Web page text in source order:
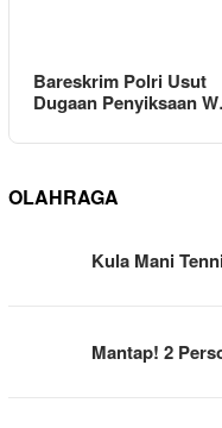
Bareskrim Polri Usut
Dugaan Penyiksaan
OLAHRAGA
Kula Mani
Mantap! 2